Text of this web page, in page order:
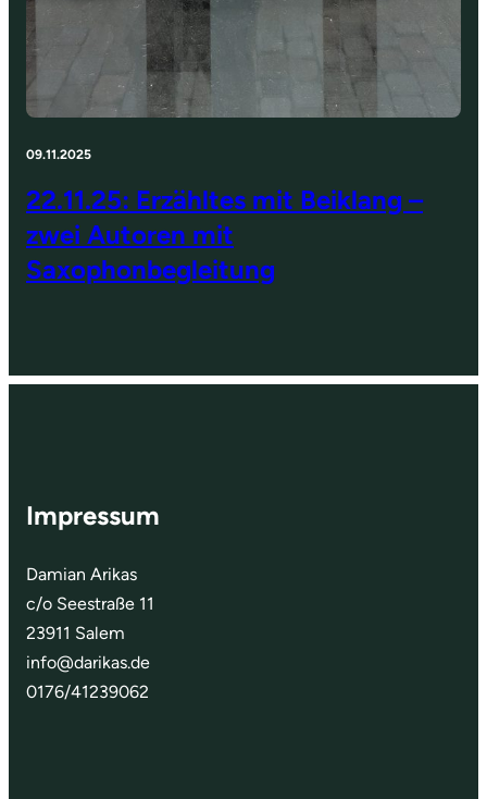
09.11.2025
22.11.25: Erzähltes mit Beiklang –
zwei Autoren mit
Saxophonbegleitung
Impressum
Damian Arikas
c/o Seestraße 11
23911 Salem
info@darikas.de
0176/41239062